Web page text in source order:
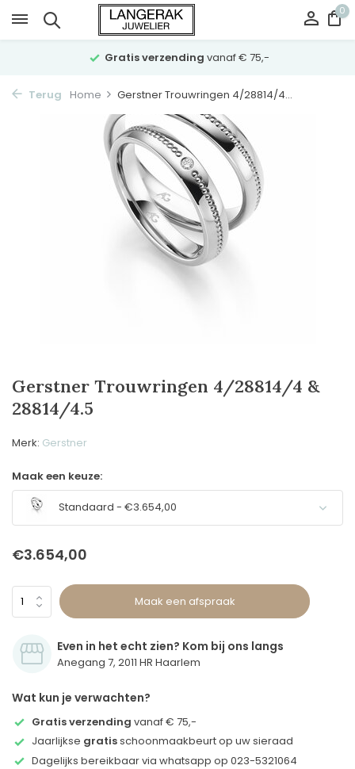
0
Gratis verzending vanaf € 75,-
Terug Home Gerstner Trouwringen 4/28814/4...
Gerstner Trouwringen 4/28814/4 &
28814/4.5
Merk: Gerstner
Maak een keuze:
Standaard - €3.654,00
€3.654,00
Maak een afspraak
Even in het echt zien? Kom bij ons langs
Anegang 7, 2011 HR Haarlem
Wat kun je verwachten?
Gratis verzending vanaf € 75,-
Jaarlijkse gratisschoonmaakbeurt op uw sieraad
Dagelijks bereikbaar via whatsapp op 023-5321064